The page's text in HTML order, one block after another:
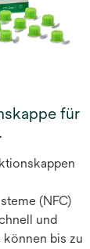
für
(NFC)
und
können bis zu